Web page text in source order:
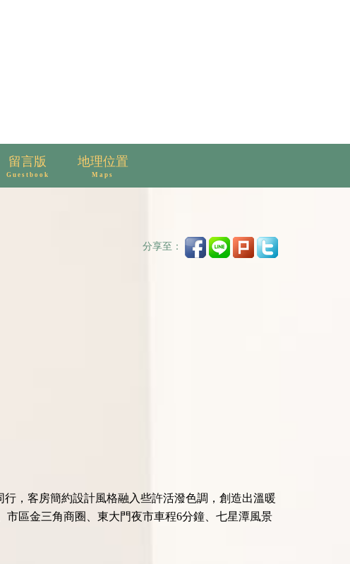
留言版
Guestbook
地理位置
Maps
分享至：
，客房簡約設計風格融入些許活潑色調，創造出溫暖
區金三角商圈、東大門夜市車程6分鐘、七星潭風景